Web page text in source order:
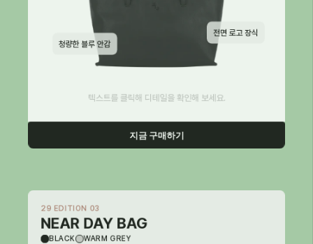
텍스트를 클릭해 디테일을 확인해 보세요.
청량한 블루 안감
전면 로고 장식
지금 구매하기
29 EDITION 03
NEAR DAY BAG
BLACK WARM GREY